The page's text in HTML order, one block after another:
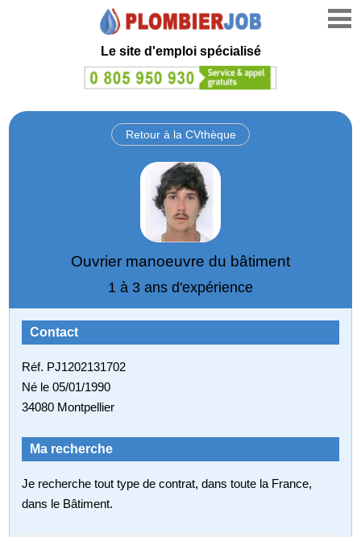
Le site d'emploi spécialisé
Retour à la CVthèque
Ouvrier manoeuvre du bâtiment
1 à 3 ans d'expérience
Contact
Réf. PJ1202131702
Né le 05/01/1990
34080 Montpellier
Ma recherche
Je recherche tout type de contrat, dans toute la France,
dans le Bâtiment.